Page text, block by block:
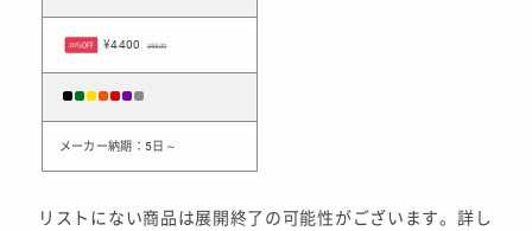
20%OFF ¥4400 ¥5500
メーカー納期：5日～
リストにない商品は展開終了の可能性がございます。詳し